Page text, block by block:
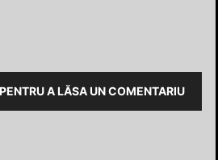
A LĂSA UN COMENTARIU